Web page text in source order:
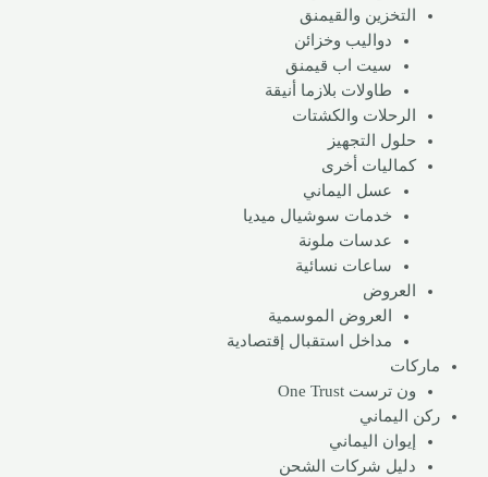
التخزين والقيمنق
دواليب وخزائن
سيت اب قيمنق
طاولات بلازما أنيقة
الرحلات والكشتات
حلول التجهيز
كماليات أخرى
عسل اليماني
خدمات سوشيال ميديا
عدسات ملونة​
ساعات نسائية
العروض
العروض الموسمية
مداخل استقبال إقتصادية
ماركات
ون ترست One Trust
ركن اليماني
إيوان اليماني
دليل شركات الشحن